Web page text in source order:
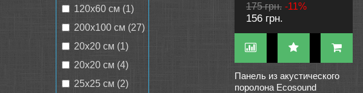
120х60 см (1)
200х100 см (27)
20x20 см (1)
20х20 см (4)
25x25 см (2)
175 грн. -11%
156 грн.
Панель из акустического
поролона Ecosound